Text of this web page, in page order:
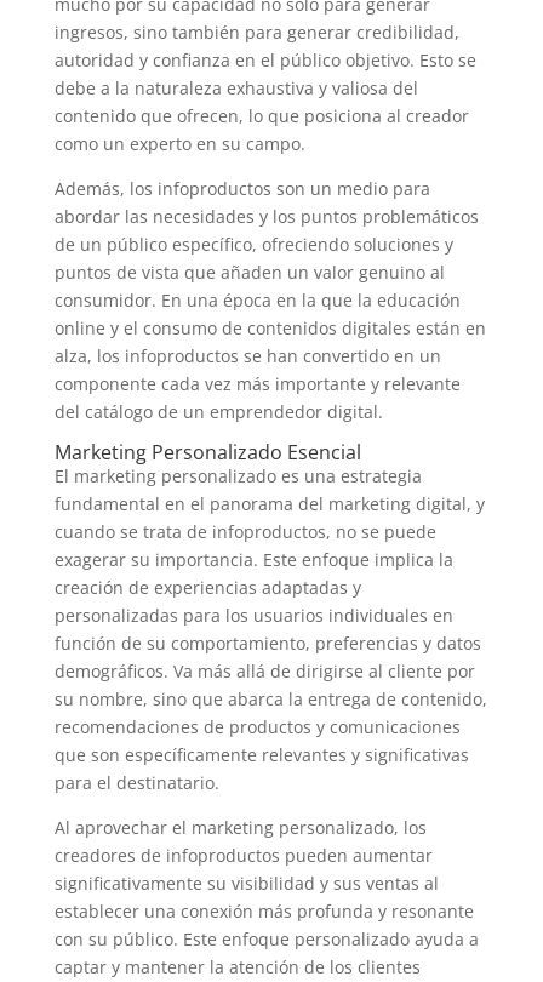
ingresos, sino también para generar credibilidad,
autoridad y confianza en el público objetivo. Esto se
debe a la naturaleza exhaustiva y valiosa del
contenido que ofrecen, lo que posiciona al creador
como un experto en su campo.
Además, los infoproductos son un medio para
abordar las necesidades y los puntos problemáticos
de un público específico, ofreciendo soluciones y
puntos de vista que añaden un valor genuino al
consumidor. En una época en la que la educación
online y el consumo de contenidos digitales están en
alza, los infoproductos se han convertido en un
componente cada vez más importante y relevante
del catálogo de un emprendedor digital.
Marketing Personalizado Esencial
El marketing personalizado es una estrategia
fundamental en el panorama del marketing digital, y
cuando se trata de infoproductos, no se puede
exagerar su importancia. Este enfoque implica la
creación de experiencias adaptadas y
personalizadas para los usuarios individuales en
función de su comportamiento, preferencias y datos
demográficos. Va más allá de dirigirse al cliente por
su nombre, sino que abarca la entrega de contenido,
recomendaciones de productos y comunicaciones
que son específicamente relevantes y significativas
para el destinatario.
Al aprovechar el marketing personalizado, los
creadores de infoproductos pueden aumentar
significativamente su visibilidad y sus ventas al
establecer una conexión más profunda y resonante
con su público. Este enfoque personalizado ayuda a
captar y mantener la atención de los clientes